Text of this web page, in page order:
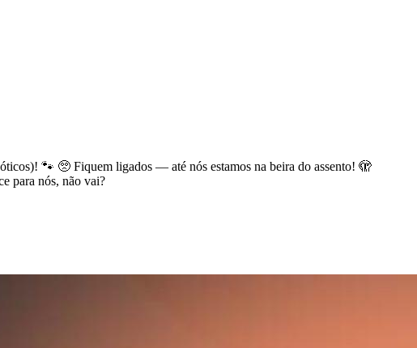
🐾 🥺 Fiquem ligados — até nós estamos na beira do assento! 🫣
para nós, não vai?